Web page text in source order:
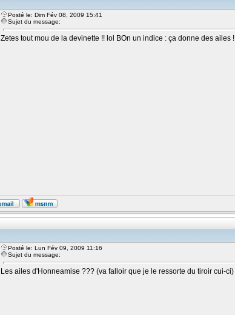
Posté le: Dim Fév 08, 2009 15:41
Sujet du message:
Zetes tout mou de la devinette !! lol BOn un indice : ça donne des ailes !
Posté le: Lun Fév 09, 2009 11:16
Sujet du message:
Les ailes d'Honneamise ??? (va falloir que je le ressorte du tiroir cui-ci)